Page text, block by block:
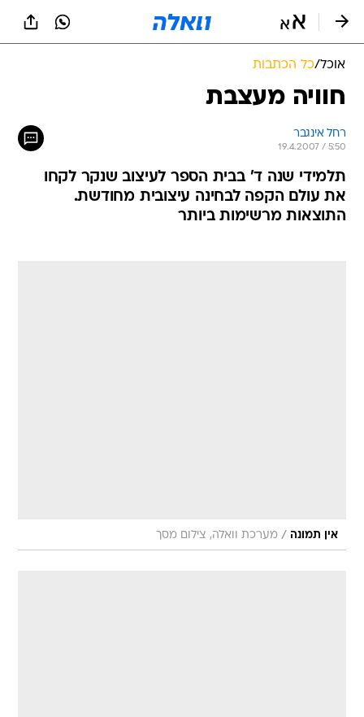
אוכל/כל הכתבות
חוויה מעצבת
רחל אינגבר
19.4.2007 / 5:50
תלמידי שנה ד' בבית הספר לעיצוב שנקר לקחו
את עולם הקפה לבחינה עיצובית מחודשת.
התוצאות מרשימות ביותר
אין תמונה / מערכת וואלה, צילום מסך